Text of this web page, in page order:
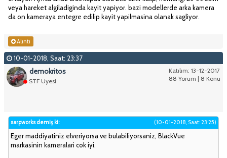
veya hareket algiladiginda kayit yapiyor. bazi modellerde arka kamera
da on kameraya entegre edilip kayit yapilmasina olanak sagliyor.
Alıntı
10-01-2018, Saat: 23:37
Katılım: 13-12-2017
88 Yorum | 8 Konu
demokritos
STF Üyesi
(10-01-2018, Saat: 23:25)
sarpworks demiş ki:
Eger maddiyatiniz elveriyorsa ve bulabiliyorsaniz, BlackVue
markasinin kameralari cok iyi.